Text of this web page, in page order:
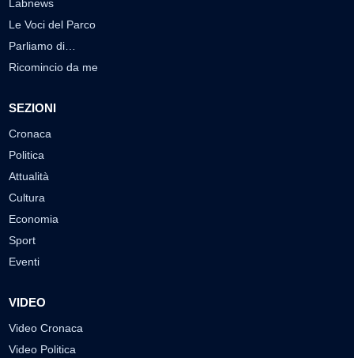
Labnews
Le Voci del Parco
Parliamo di…
Ricomincio da me
SEZIONI
Cronaca
Politica
Attualità
Cultura
Economia
Sport
Eventi
VIDEO
Video Cronaca
Video Politica